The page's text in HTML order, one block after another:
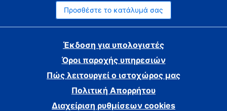
Προσθέστε το κατάλυμά σας
Έκδοση για υπολογιστές
Όροι παροχής υπηρεσιών
Πώς λειτουργεί ο ιστοχώρος μας
Πολιτική Απορρήτου
Διαχείριση ρυθμίσεων cookies